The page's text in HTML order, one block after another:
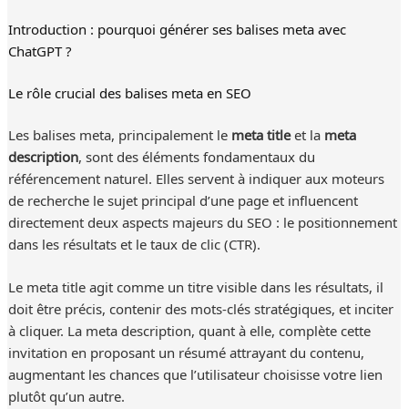
Introduction : pourquoi générer ses balises meta avec
ChatGPT ?
Le rôle crucial des balises meta en SEO
Les balises meta, principalement lemeta titleet lameta
description, sont des éléments fondamentaux du
référencement naturel. Elles servent à indiquer aux moteurs
de recherche le sujet principal d’une page et influencent
directement deux aspects majeurs du SEO : le positionnement
dans les résultats et le taux de clic (CTR).
Le meta title agit comme un titre visible dans les résultats, il
doit être précis, contenir des mots-clés stratégiques, et inciter
à cliquer. La meta description, quant à elle, complète cette
invitation en proposant un résumé attrayant du contenu,
augmentant les chances que l’utilisateur choisisse votre lien
plutôt qu’un autre.